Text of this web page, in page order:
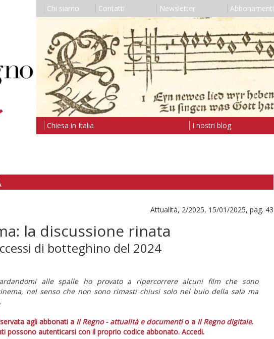
Chi siamo Contatti Newsletter Abbonamenti
Chiesa in Italia I nostri blog
Attualità, 2/2025, 15/01/2025, pag. 43
la discussione rinata
di botteghino del 2024
alle spalle ho provato a ripercorrere alcuni film che sono
nel senso che non sono rimasti chiusi solo nel buio della sala ma
agli abbonati a Il Regno - attualità e documentio a Il Regno digitale.
possono autenticarsi con il proprio codice abbonato. Accedi.